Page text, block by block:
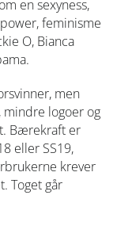
en sexyness,
feminisme
O, Bianca
men
logoer og
Bærekraft er
eller SS19,
krever
Toget går